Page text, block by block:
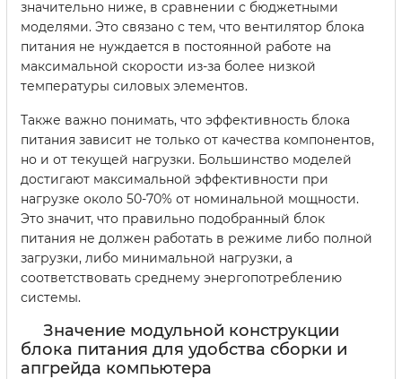
значительно ниже, в сравнении с бюджетными
моделями. Это связано с тем, что вентилятор блока
питания не нуждается в постоянной работе на
максимальной скорости из-за более низкой
температуры силовых элементов.
Также важно понимать, что эффективность блока
питания зависит не только от качества компонентов,
но и от текущей нагрузки. Большинство моделей
достигают максимальной эффективности при
нагрузке около 50-70% от номинальной мощности.
Это значит, что правильно подобранный блок
питания не должен работать в режиме либо полной
загрузки, либо минимальной нагрузки, а
соответствовать среднему энергопотреблению
системы.
Значение модульной конструкции
блока питания для удобства сборки и
апгрейда компьютера